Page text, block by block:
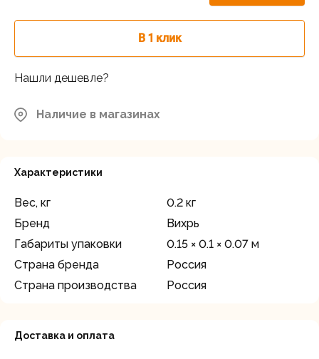
В 1 клик
Нашли дешевле?
Наличие в магазинах
Характеристики
Вес, кг
0.2 кг
Бренд
Вихрь
Габариты упаковки
0.15 × 0.1 × 0.07 м
Страна бренда
Россия
Страна производства
Россия
Доставка и оплата